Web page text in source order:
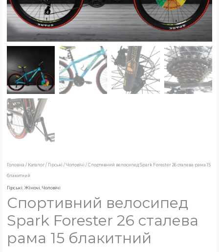
Головна / Каталог/ Гірські / Чоловічі / Спортивний велосипед Spark Forester 26 сталева рама 15
блакитний
Гірські Жіночі Чоловічі
Спортивний велосипед
Spark Forester 26 сталева
рама 15 блакитний